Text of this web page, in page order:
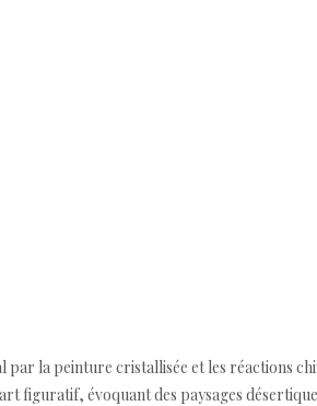
la peinture cristallisée et les réactions
figuratif, évoquant des paysages